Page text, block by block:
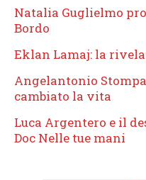
Natalia Guglielmo
Bordo
Eklan Lamaj: la
Angelantonio
cambiato la vita
Luca Argentero e il
Doc Nelle tue mani